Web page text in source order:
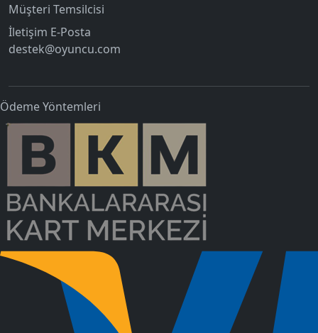
Müşteri Temsilcisi
İletişim E-Posta
destek@oyuncu.com
Ödeme Yöntemleri